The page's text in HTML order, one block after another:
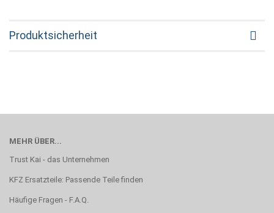
Produktsicherheit
MEHR ÜBER...
Trust Kai - das Unternehmen
KFZ Ersatzteile: Passende Teile finden
Häufige Fragen - F.A.Q.